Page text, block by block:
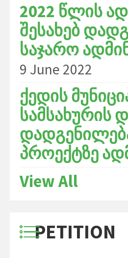
2022 წლის
შესახებ
საჯარო
9 June 2022
ქედის
სამსახურის
პროექტზე
View All
PETITION